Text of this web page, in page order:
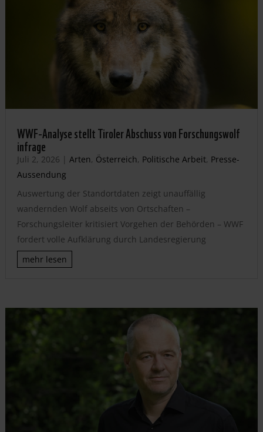
WWF-Analyse stellt Tiroler Abschuss von Forschungswolf
infrage
Juli 2, 2026 | Arten, Österreich, Politische Arbeit, Presse-
Aussendung
Auswertung der Standortdaten zeigt unauffällig
wandernden Wolf abseits von Ortschaften –
Forschungsleiter kritisiert Vorgehen der Behörden – WWF
fordert volle Aufklärung durch Landesregierung
mehr lesen